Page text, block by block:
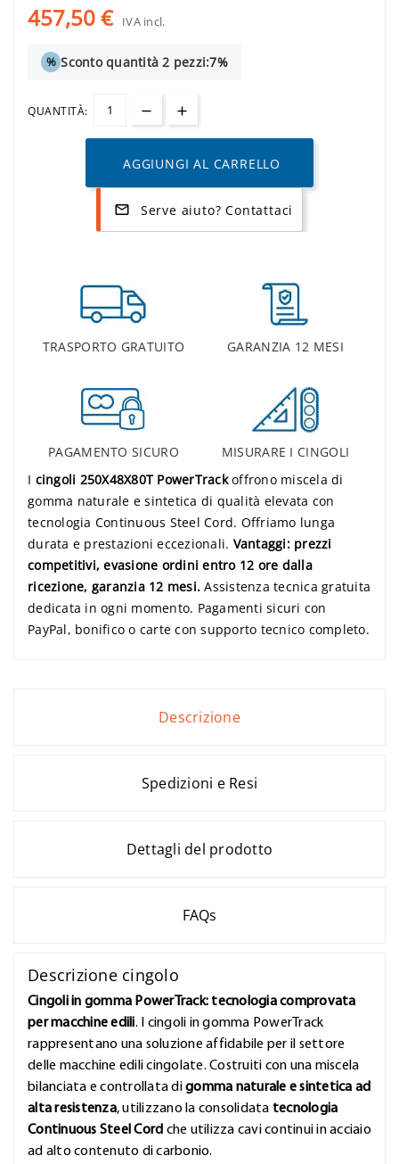
457,50 € IVA incl.
% Sconto quantità 2 pezzi:7%
QUANTITÀ:
AGGIUNGI AL CARRELLO
mail_outline Serve aiuto? Contattaci
TRASPORTO GRATUITO GARANZIA 12 MESI
PAGAMENTO SICURO
MISURARE I CINGOLI
I cingoli 250X48X80T PowerTrackoffrono miscela di
gomma naturale e sintetica di qualità elevata con
tecnologia Continuous Steel Cord. Offriamo lunga
durata e prestazioni eccezionali. Vantaggi: prezzi
competitivi, evasione ordini entro 12 ore dalla
ricezione, garanzia 12 mesi.Assistenza tecnica gratuita
dedicata in ogni momento. Pagamenti sicuri con
PayPal, bonifico o carte con supporto tecnico completo.
Descrizione
Spedizioni e Resi
Dettagli del prodotto
FAQs
Descrizione cingolo
Cingoli in gomma PowerTrack: tecnologia comprovata
per macchine edili. I cingoli in gomma PowerTrack
rappresentano una soluzione affidabile per il settore
delle macchine edili cingolate. Costruiti con una miscela
bilanciata e controllata digomma naturale e sintetica ad
alta resistenza, utilizzano la consolidata tecnologia
Continuous Steel Cord che utilizza cavi continui in acciaio
ad alto contenuto di carbonio.